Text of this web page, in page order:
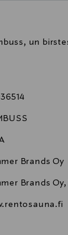
un
Brands Oy
Brands